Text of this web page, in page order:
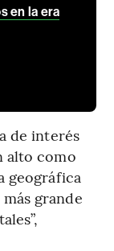
en la era
de interés
alto como
geográfica
grande